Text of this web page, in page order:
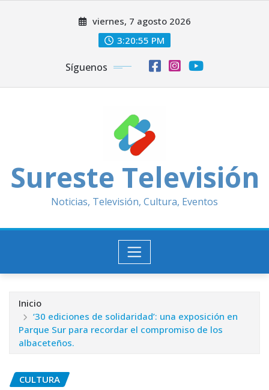
viernes, 7 agosto 2026
3:20:56 PM
Síguenos
Sureste Televisión
Noticias, Televisión, Cultura, Eventos
Inicio
‘30 ediciones de solidaridad’: una exposición en
Parque Sur para recordar el compromiso de los
albaceteños.
CULTURA